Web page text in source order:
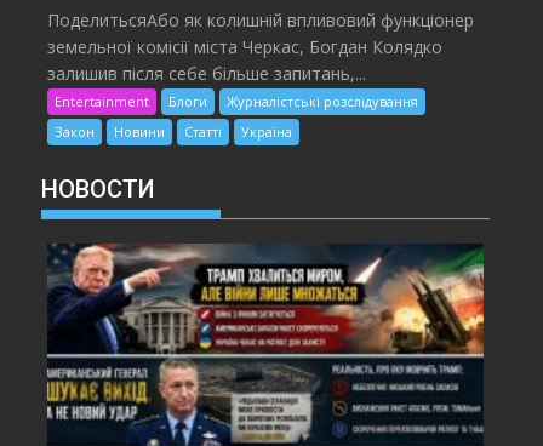
ПоделитьсяАбо як колишній впливовий функціонер
земельної комісії міста Черкас, Богдан Колядко
залишив після себе більше запитань,...
Entertainment Блоги
Журналістські розслідування
Закон
Новини Статті Україна
НОВОСТИ